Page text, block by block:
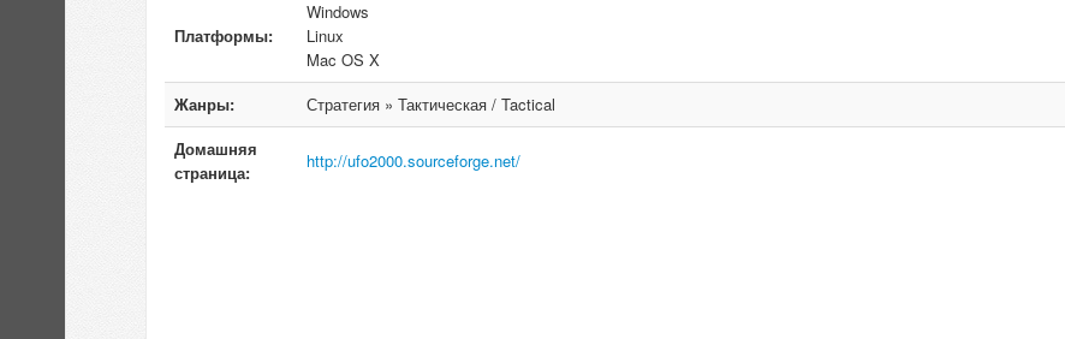
Платформы:
Windows
Linux
Mac OS X
Жанры:
Стратегия » Тактическая / Tactical
Домашняя
страница:
http://ufo2000.sourceforge.net/